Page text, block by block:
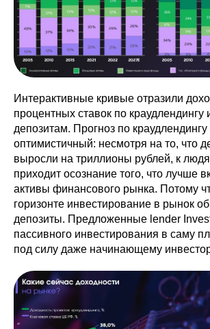
Интерактивные кривые отразили
процентных ставок по краудлендингу
депозитам. Прогноз по
оптимистичный: несмотря на то, что
выросли на триллионы рублей, к
приходит осознание того, что лучше
активы финансового рынка. Потому
горизонте инвестирование в рынок
депозиты. Предложенные lender Invest
пассивного инвестирования в саму
под силу даже начинающему